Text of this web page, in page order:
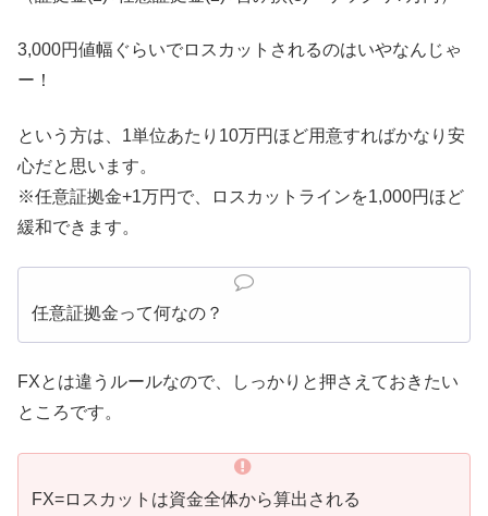
3,000円値幅ぐらいでロスカットされるのはいやなんじゃ
ー！
という方は、1単位あたり10万円ほど用意すればかなり安
心だと思います。
※任意証拠金+1万円で、ロスカットラインを1,000円ほど
緩和できます。
任意証拠金って何なの？
FXとは違うルールなので、しっかりと押さえておきたい
ところです。
FX=ロスカットは資金全体から算出される